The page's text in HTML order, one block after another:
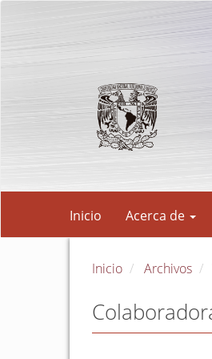
principal
Inicio Acerca de
Inicio Archivos